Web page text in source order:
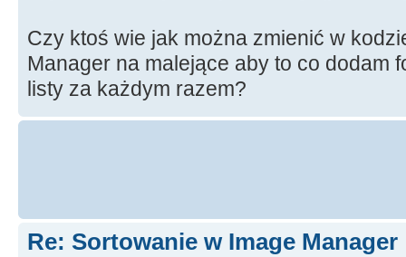
Czy ktoś wie jak można zmienić w
Manager na malejące aby to co dodam
listy za każdym razem?
Re: Sortowanie w Image Manager